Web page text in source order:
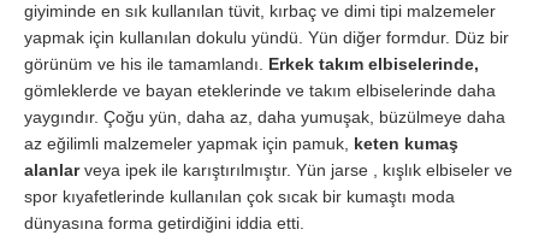
giyiminde en sık kullanılan tüvit, kırbaç ve dimi tipi malzemeler
yapmak için kullanılan dokulu yündü. Yün diğer formdur. Düz bir
görünüm ve his ile tamamlandı. Erkek takım elbiselerinde,
gömleklerde ve bayan eteklerinde ve takım elbiselerinde daha
yaygındır. Çoğu yün, daha az, daha yumuşak, büzülmeye daha
az eğilimli malzemeler yapmak için pamuk, keten kumaş
alanlarveya ipek ile karıştırılmıştır. Yün jarse , kışlık elbiseler ve
spor kıyafetlerinde kullanılan çok sıcak bir kumaştı moda
dünyasına forma getirdiğini iddia etti.